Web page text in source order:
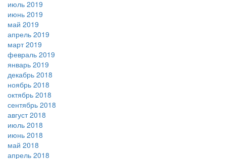
июль 2019
июнь 2019
май 2019
апрель 2019
март 2019
февраль 2019
январь 2019
декабрь 2018
ноябрь 2018
октябрь 2018
сентябрь 2018
август 2018
июль 2018
июнь 2018
май 2018
апрель 2018